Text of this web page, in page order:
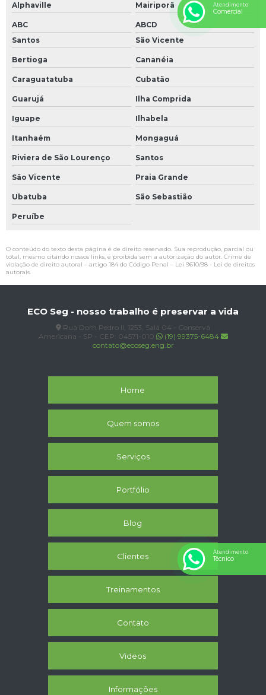
Alphaville Mairiporã
ABC
ABCD
Santos
São Vicente
Bertioga Cananéia
Caraguatatuba Cubatão
Guarujá Ilha Comprida
Iguape Ilhabela
Itanhaém Mongaguá
Riviera de São Lourenço Santos
São Vicente Praia Grande
Ubatuba São Sebastião
Peruíbe
O conteúdo do texto desta página é de direito reservado. Sua reprodução, parcial ou
total, mesmo citando nossos links, é proibida sem a autorização do autor. Crime de
violação de direito autoral – artigo 184 do Código Penal – Lei 9610/98 - Lei de direitos
autorais.
ECO Seg - nosso trabalho é preservar a vida
Rua Dom Pedro II, 1253, Sala 04 - Conserva
Americana - SP - CEP: 04571-010
(19) 99375-6484
contato@ecoseg.eng.br
Home
Quem somos
Serviços
Portfólio
Blog
Clientes
Treinamentos
Contato
Videos
Informações
Atendimento
Comercial
Atendimento
Técnico